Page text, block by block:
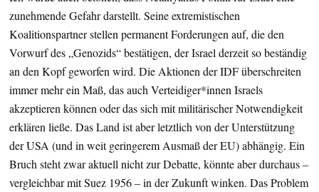
zunehmende Gefahr darstellt. Seine extremistischen
Koalitionspartner stellen permanent Forderungen auf, die den
Vorwurf des „Genozids“ bestätigen, der Israel derzeit so beständig
an den Kopf geworfen wird. Die Aktionen der IDF überschreiten
immer mehr ein Maß, das auch Verteidiger*innen Israels
akzeptieren können oder das sich mit militärischer Notwendigkeit
erklären ließe. Das Land ist aber letztlich von der Unterstützung
der USA (und in weit geringerem Ausmaß der EU) abhängig. Ein
Bruch steht zwar aktuell nicht zur Debatte, könnte aber durchaus –
vergleichbar mit Suez 1956 – in der Zukunft winken. Das Problem